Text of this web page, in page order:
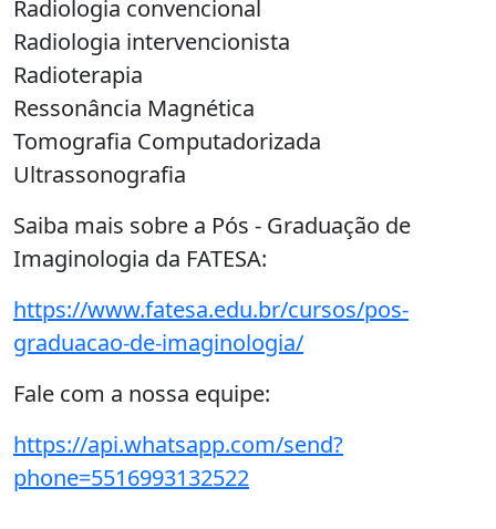
Radiologia convencional
Radiologia intervencionista
Radioterapia
Ressonância Magnética
Tomografia Computadorizada
Ultrassonografia
Saiba mais sobre a Pós - Graduação de
Imaginologia da FATESA:
https://www.fatesa.edu.br/cursos/pos-
graduacao-de-imaginologia/
Fale com a nossa equipe:
https://api.whatsapp.com/send?
phone=5516993132522